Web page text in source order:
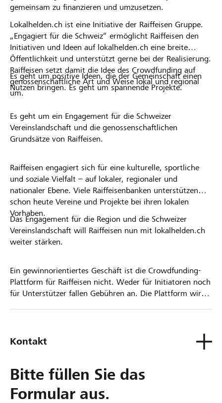
gemeinsam zu finanzieren und umzusetzen.
Lokalhelden.ch ist eine Initiative der Raiffeisen Gruppe.
„Engagiert für die Schweiz“ ermöglicht Raiffeisen den
Initiativen und Ideen auf lokalhelden.ch eine breite
Öffentlichkeit und unterstützt gerne bei der Realisierung.
Raiffeisen setzt damit die Idee des Crowdfunding auf
genossenschaftliche Art und Weise lokal und regional
um.
Es geht um positive Ideen, die der Gemeinschaft einen
Nutzen bringen. Es geht um spannende Projekte.
Es geht um ein Engagement für die Schweizer
Vereinslandschaft und die genossenschaftlichen
Grundsätze von Raiffeisen.
Raiffeisen engagiert sich für eine kulturelle, sportliche
und soziale Vielfalt – auf lokaler, regionaler und
nationaler Ebene. Viele Raiffeisenbanken unterstützen
schon heute Vereine und Projekte bei ihren lokalen
Vorhaben.
Das Engagement für die Region und die Schweizer
Vereinslandschaft will Raiffeisen nun mit lokalhelden.ch
weiter stärken.
Ein gewinnorientiertes Geschäft ist die Crowdfunding-
Plattform für Raiffeisen nicht. Weder für Initiatoren noch
für Unterstützer fallen Gebühren an. Die Plattform wird
Kontakt
Bitte füllen Sie das
Formular aus.